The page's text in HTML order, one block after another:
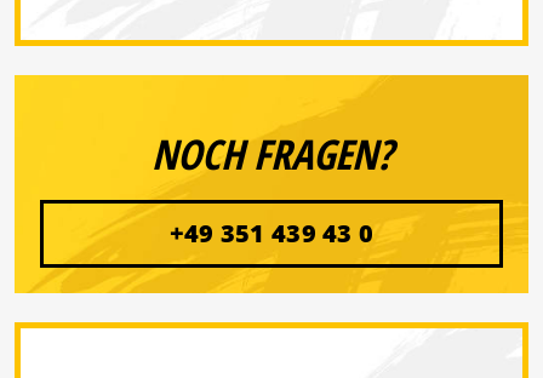
NOCH FRAGEN?
+49 351 439 43 0